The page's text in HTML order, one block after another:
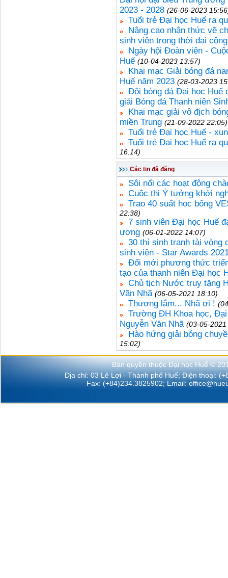
2023 - 2028 (26-06-2023
Tuổi trẻ Đại học Huế ra
Nâng cao nhận thức về
sinh viên trong thời đại
Ngày hội Đoàn viên -
Huế (10-04-2023 13:57)
Khai mạc Giải bóng đá
Huế năm 2023 (28-03-2023
Đội bóng đá Đại học Huế
giải Bóng đá Thanh niên
Khai mạc giải vô địch
miền Trung (21-09-2022 22:05)
Tuổi trẻ Đại học Huế -
Tuổi trẻ Đại học Huế ra
16:14)
Các tin đã đăng
Sôi nổi các hoạt động
Cuộc thi Ý tưởng khởi
Trao 40 suất học bổng
22:38)
7 sinh viên Đại học Huế
ương (06-01-2022 14:07)
30 thí sinh tranh tài vòng
sinh viên - Star Awards
Đổi mới phương thức
tạo của thanh niên Đại học
Chủ tịch Nước truy tặng
Văn Nhã (06-05-2021 18:10)
Thương lắm... Nhã ơi !
Trường ĐH Khoa học,
Nguyễn Văn Nhã (03-05-
Hào hứng giải bóng
15:02)
Bản quyền thuộc Đại học Huế ©
Địa chỉ: 03 Lê Lợi - Thành phố Huế; Điện thoại:
Fax: (+84)234.3825902; Email: